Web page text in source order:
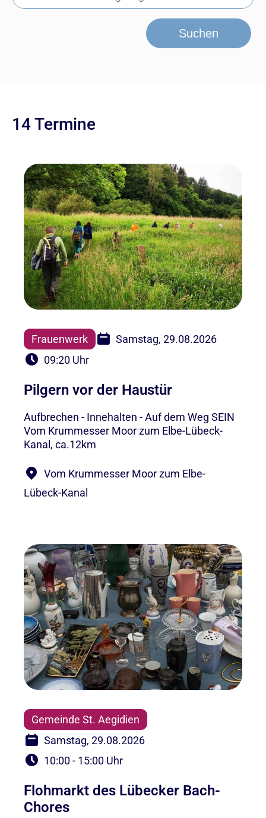
Suchen
14 Termine
Frauenwerk
Samstag, 29.08.2026
09:20 Uhr
Pilgern vor der Haustür
Aufbrechen - Innehalten - Auf dem Weg SEIN
Vom Krummesser Moor zum Elbe-Lübeck-
Kanal, ca.12km
Vom Krummesser Moor zum Elbe-
Lübeck-Kanal
Gemeinde St. Aegidien
Samstag, 29.08.2026
10:00 - 15:00 Uhr
Flohmarkt des Lübecker Bach-
Chores